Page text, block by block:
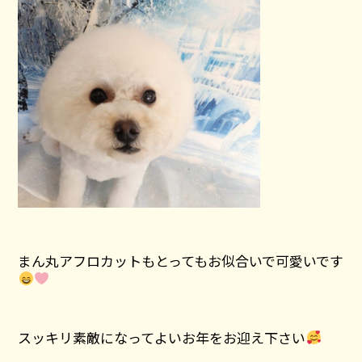
まん丸アフロカットもとってもお似合いで可愛いです
スッキリ素敵になってよいお年をお迎え下さい